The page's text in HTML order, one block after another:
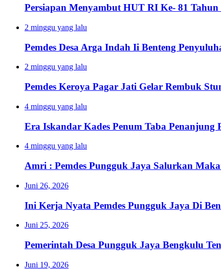
Persiapan Menyambut HUT RI Ke- 81
2 minggu yang lalu
Pemdes Desa Arga Indah Ii Benteng
2 minggu yang lalu
Pemdes Keroya Pagar Jati Gelar Rembuk
4 minggu yang lalu
Era Iskandar Kades Penum Taba
4 minggu yang lalu
Amri : Pemdes Pungguk Jaya Salurkan
Juni 26, 2026
Ini Kerja Nyata Pemdes Pungguk Jaya Di
Juni 25, 2026
Pemerintah Desa Pungguk Jaya Bengkulu
Juni 19, 2026